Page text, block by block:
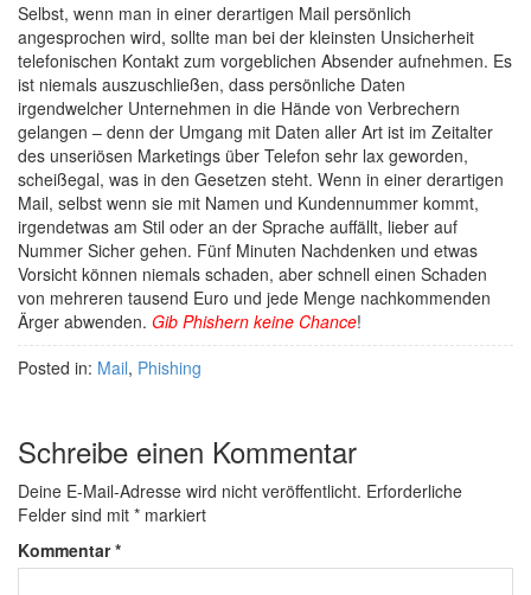
Selbst, wenn man in einer derartigen Mail persönlich
angesprochen wird, sollte man bei der kleinsten Unsicherheit
telefonischen Kontakt zum vorgeblichen Absender aufnehmen. Es
ist niemals auszuschließen, dass persönliche Daten
irgendwelcher Unternehmen in die Hände von Verbrechern
gelangen – denn der Umgang mit Daten aller Art ist im Zeitalter
des unseriösen Marketings über Telefon sehr lax geworden,
scheißegal, was in den Gesetzen steht. Wenn in einer derartigen
Mail, selbst wenn sie mit Namen und Kundennummer kommt,
irgendetwas am Stil oder an der Sprache auffällt, lieber auf
Nummer Sicher gehen. Fünf Minuten Nachdenken und etwas
Vorsicht können niemals schaden, aber schnell einen Schaden
von mehreren tausend Euro und jede Menge nachkommenden
Ärger abwenden. Gib Phishern keine Chance!
Posted in: Mail, Phishing
Schreibe einen Kommentar
Deine E-Mail-Adresse wird nicht veröffentlicht. Erforderliche
Felder sind mit * markiert
Kommentar*